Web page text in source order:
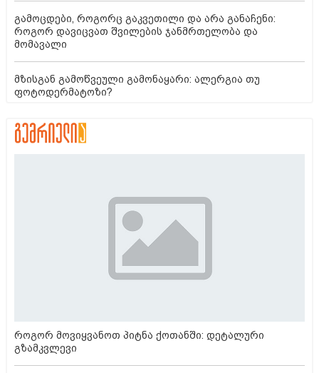
გამოცდები, როგორც გაკვეთილი და არა განაჩენი:
როგორ დავიცვათ შვილების ჯანმრთელობა და
მომავალი
მზისგან გამოწვეული გამონაყარი: ალერგია თუ
ფოტოდერმატოზი?
როგორ მოვიყვანოთ პიტნა ქოთანში: დეტალური
გზამკვლევი